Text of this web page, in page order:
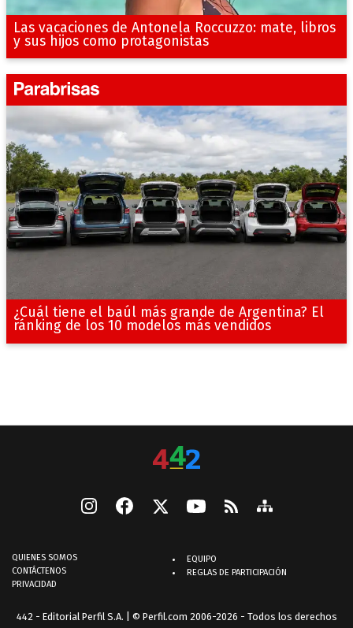
Las vacaciones de Antonela Roccuzzo: mate, libros
y sus hijos como protagonistas
¿Cuál tiene el baúl más grande de Argentina? El
ránking de los 10 modelos más vendidos
QUIENES SOMOS
CONTÁCTENOS
PRIVACIDAD
EQUIPO
REGLAS DE PARTICIPACIÓN
442 - Editorial Perfil S.A. | © Perfil.com 2006-2026 - Todos los derechos